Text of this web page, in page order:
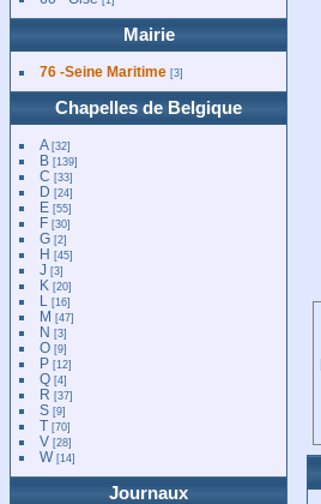
Mairie
76 -Seine Maritime [3]
Chapelles de Belgique
A [32]
B [139]
C [33]
D [24]
E [55]
F [30]
G [2]
H [45]
J [3]
K [20]
L [16]
M [47]
N [3]
O [9]
P [12]
Q [4]
R [37]
S [9]
T [70]
V [28]
W [14]
Journaux